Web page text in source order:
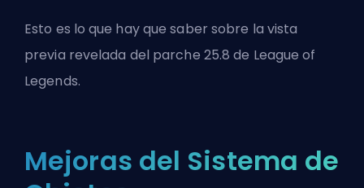
Esto es lo que hay que saber sobre la vista
previa revelada del parche 25.8 de League of
Legends.
Mejoras del Sistema de